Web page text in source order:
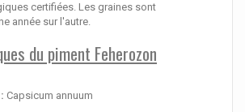
certifiées. Les graines sont
année sur l'autre.
du piment Feherozon
Capsicum annuum